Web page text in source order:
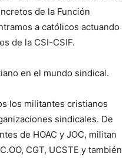
de la Función
a católicos actuando
de la CSI-CSIF.
en el mundo sindical.
los militantes cristianos
sindicales. De
de HOAC y JOC, militan
CGT, UCSTE y también